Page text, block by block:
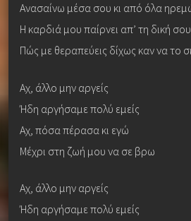
Ανασαίνω μέσα σου κι από όλα
Η καρδιά μου παίρνει απ’ τη δική
Πώς με θεραπεύεις δίχως καν να το
Αχ, άλλο μην αργείς
Ήδη αργήσαμε πολύ εμείς
Αχ, πόσα πέρασα κι εγώ
Μέχρι στη ζωή μου να σε βρω
Αχ, άλλο μην αργείς
Ήδη αργήσαμε πολύ εμείς